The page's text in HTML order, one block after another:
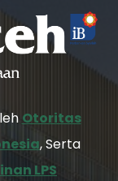
Otoritas
, Serta
LPS